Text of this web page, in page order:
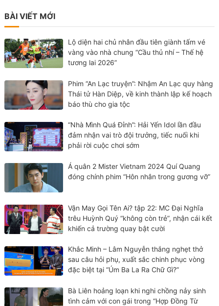
BÀI VIẾT MỚI
Lộ diện hai chủ nhân đầu tiên giành tấm vé
vàng vào nhà chung “Cầu thủ nhí – Thế hệ
tương lai 2026”
Phim “An Lạc truyện”: Nhậm An Lạc quy hàng
Thái tử Hàn Diệp, về kinh thành lập kế hoạch
báo thù cho gia tộc
“Nhà Mình Quá Đỉnh”: Hải Yến Idol lần đầu
đảm nhận vai trò đội trưởng, tiếc nuối khi
phải rời cuộc chơi sớm
Á quân 2 Mister Vietnam 2024 Quí Quang
đóng chính phim “Hôn nhân trong gương vỡ”
Vận May Gọi Tên Ai? tập 22: MC Đại Nghĩa
trêu Huỳnh Quý “không còn trẻ”, nhận cái kết
khiến cả trường quay bật cười
Khắc Minh – Lâm Nguyễn thắng nghẹt thở
sau câu hỏi phụ, xuất sắc chinh phục vòng
đặc biệt tại “Úm Ba La Ra Chữ Gì?”
Bà Liên hoảng loạn khi nghi chồng nảy sinh
tình cảm với con gái trong “Hợp Đồng Từ